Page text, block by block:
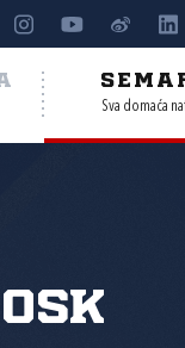
Sva domaća